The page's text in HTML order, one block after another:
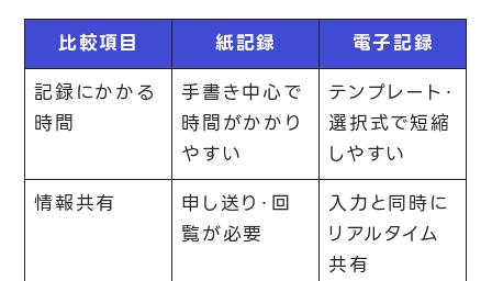
比較項目
紙記録
電子記録
記録にかかる
時間
手書き中心で
時間がかかり
やすい
テンプレート・
選択式で短縮
しやすい
情報共有
申し送り・回
覧が必要
入力と同時に
リアルタイム
共有